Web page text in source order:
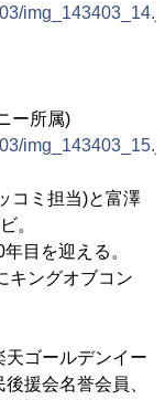
ー所属)
コミ担当)と富澤
。
目を迎える。
キングオブコン
天ゴールデンイー
援会名誉会員、